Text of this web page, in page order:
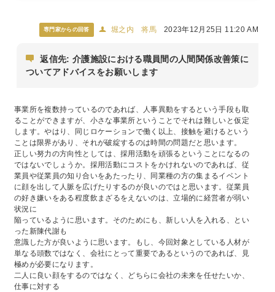
専門家からの回答 堀之内 将馬 2023年12月25日 11:20 AM
返信先: 介護施設における職員間の人間関係改善策に
ついてアドバイスをお願いします
事業所を複数持っているのであれば、人事異動をするという手段も取
ることができますが、小さな事業所ということでそれは難しいと仮定
します。やはり、同じロケーションで働く以上、接触を避けるという
ことは限界があり、それが破綻するのは時間の問題だと思います。
正しい努力の方向性としては、採用活動を頑張るということになるの
ではないでしょうか。採用活動にコストをかけれないのであれば、従
業員や従業員の知り合いをあたったり、同業種の方の集まるイベント
に顔を出して人脈を広げたりするのが良いのではと思います。従業員
の好き嫌いをある程度飲まざるをえないのは、立場的に経営者が弱い
状況に
陥っているように思います。そのためにも、新しい人を入れる、とい
った新陳代謝も
意識した方が良いように思います。もし、今回対象としている人材が
単なる頭数ではなく、会社にとって重要であるというのであれば、見
極めが必要になります。
二人に良い顔をするのではなく、どちらに会社の未来を任せたいか、
仕事に対する